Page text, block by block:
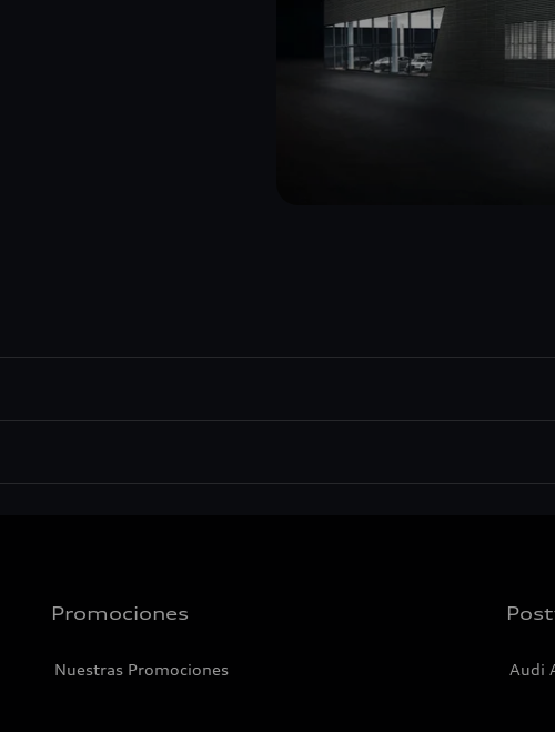
Promociones
Nuestras Promociones Audi